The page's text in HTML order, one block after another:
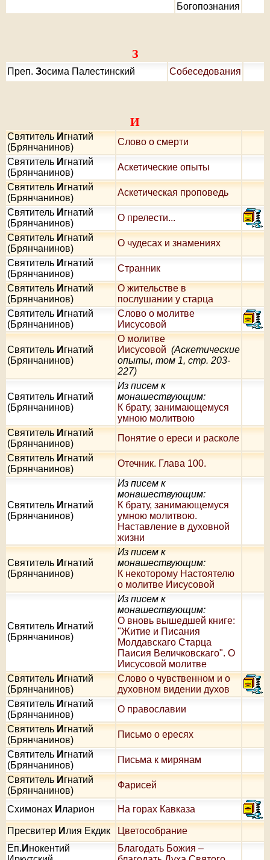
Богопознания
З
Преп. Зосима Палестинский Собеседования
И
СвятительИгнатий
(Брянчанинов)
Слово о смерти
Святитель И гнатий
(Брянчанинов)
Аскетические опыты
СвятительИгнатий
(Брянчанинов)
Аскетическая проповедь
Святитель И гнатий
(Брянчанинов)
О прелести...
СвятительИгнатий
(Брянчанинов)
О чудесах и знамениях
Святитель И гнатий
(Брянчанинов)
Странник
СвятительИгнатий
(Брянчанинов)
О жительстве в
послушании у старца
Святитель И гнатий
(Брянчанинов)
Слово о молитве
Иисусовой
Святитель И гнатий
(Брянчанинов)
О молитве
Иисусовой (Аскетические
опыты, том 1, стр. 203-
227)
Святитель И гнатий
(Брянчанинов)
Из писем к
монашествующим:
К брату, занимающемуся
умною молитвою
СвятительИгнатий
(Брянчанинов)
Понятие о ереси и расколе
СвятительИгнатий
(Брянчанинов)
Отечник. Глава 100.
Святитель И гнатий
(Брянчанинов)
Из писем к
монашествующим:
К брату, занимающемуся
умною молитвою.
Наставление в духовной
жизни
Святитель И гнатий
(Брянчанинов)
Из писем к
монашествующим:
К некоторому Настоятелю
о молитве Иисусовой
Святитель И гнатий
(Брянчанинов)
Из писем к
монашествующим:
О вновь вышедшей книге:
"Житие и Писания
Молдавскаго Старца
Паисия Величковскаго". О
Иисусовой молитве
СвятительИгнатий
(Брянчанинов)
Слово о чувственном и о
духовном видении духов
Святитель И гнатий
(Брянчанинов)
О православии
СвятительИгнатий
(Брянчанинов)
Письмо о ересях
Святитель И гнатий
(Брянчанинов)
Письма к мирянам
СвятительИгнатий
(Брянчанинов)
Фарисей
Схимонах И ларион На горах Кавказа
Пресвитер И лия Екдик
Цветособрание
Еп. И нокентий
Благодать Божия –